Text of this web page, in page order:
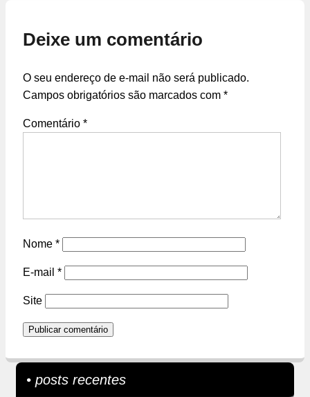
Deixe um comentário
O seu endereço de e-mail não será publicado.
Campos obrigatórios são marcados com *
Comentário *
Nome *
E-mail *
Site
• posts recentes